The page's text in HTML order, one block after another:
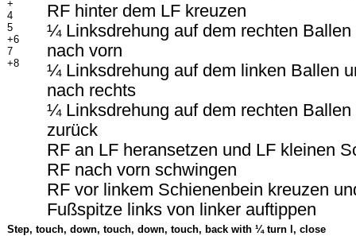
+
4
5
+6
7
+8
RF hinter dem LF kreuzen
¼ Linksdrehung auf dem rechten Ballen
nach vorn
¼ Linksdrehung auf dem linken Ballen
nach rechts
¼ Linksdrehung auf dem rechten Ballen
zurück
RF an LF heransetzen und LF kleinen
RF nach vorn schwingen
RF vor linkem Schienenbein kreuzen
Fußspitze links von linker auftippen
Step, touch, down, touch, down, touch, back with ¼ turn l, close